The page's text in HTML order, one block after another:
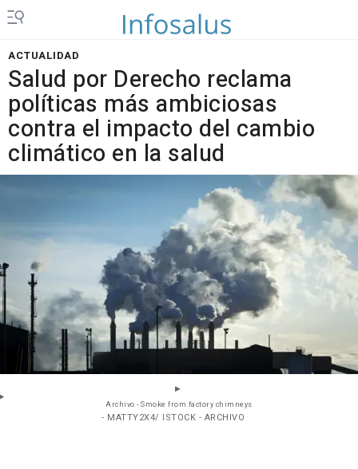
ACTUALIDAD
Salud por Derecho reclama
políticas más ambiciosas
contra el impacto del cambio
climático en la salud
Archivo - Smoke from factory chimneys
- MATTY2X4/ ISTOCK - ARCHIVO